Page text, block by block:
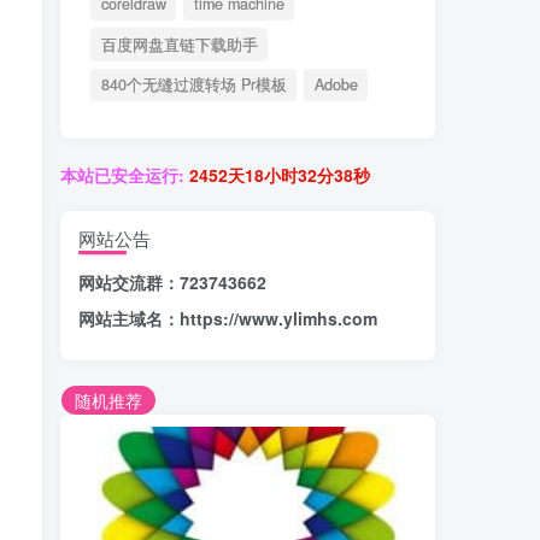
百度网盘直链下载助手
840个无缝过渡转场 Pr模板
Adobe
本站已安全运行: 2452天18小时32分39秒
网站公告
网站交流群：723743662
网站主域名： https://www.ylimhs.com
随机推荐